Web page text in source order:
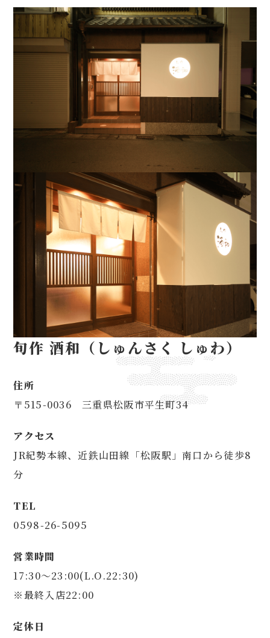
旬作 酒和（しゅんさく しゅわ）
住所
〒515-0036 三重県松阪市平生町34
アクセス
JR紀勢本線、近鉄山田線「松阪駅」南口から徒歩8
分
TEL
0598-26-5095
営業時間
17:30～23:00(L.O.22:30)
※最終入店22:00
定休日